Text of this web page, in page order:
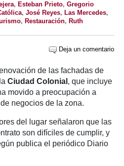
, Esteban Prieto, Gregorio
, José Reyes, Las Mercedes,
, Restauración, Ruth
Deja un comentario
de las fachadas de
Ciudad Colonial , que incluye
movido a preocupación a
negocios de la zona.
del lugar señalaron que las
son difíciles de cumplir, y
publica el periódico Diario